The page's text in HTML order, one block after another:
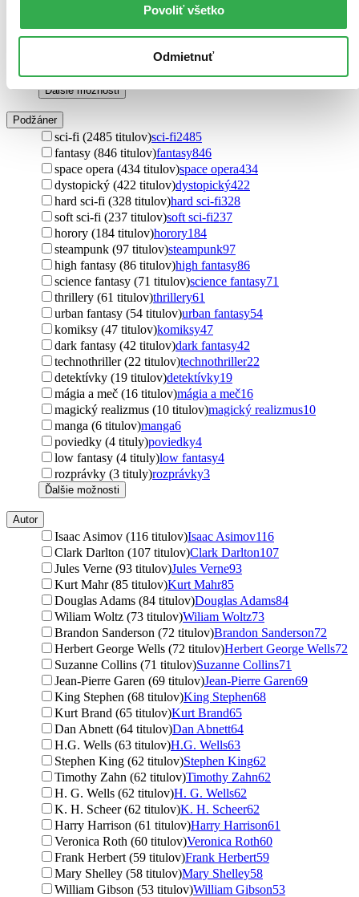
Povoliť všetko
Odmietnuť
2
príručky (1 titul)príručky1
mýty (1 titul)mýty1
encyklopédie (1 titul)encyklopédie
reportáže (1 titul)reportáže1
Ďalšie možnosti
Podžáner
sci-fi (2485 titulov)sci-fi2485
fantasy (846 titulov)fantasy846
space opera (434 titulov)space opera434
dystopický (422 titulov)dystopický422
hard sci-fi (328 titulov)hard sci-fi328
soft sci-fi (237 titulov)soft sci-fi237
horory (184 titulov)horory184
steampunk (97 titulov)steampunk97
high fantasy (86 titulov)high fantasy86
science fantasy (71 titulov)science fantasy71
thrillery (61 titulov)thrillery61
urban fantasy (54 titulov)urban fantasy54
komiksy (47 titulov)komiksy47
dark fantasy (42 titulov)dark fantasy42
technothriller (22 titulov)technothriller22
detektívky (19 titulov)detektívky19
mágia a meč (16 titulov)mágia a meč16
magický realizmus (10 titulov)magický realizmus10
manga (6 titulov)manga6
poviedky (4 tituly)poviedky4
low fantasy (4 tituly)low fantasy4
rozprávky (3 tituly)rozprávky3
Ďalšie možnosti
Autor
Isaac Asimov (116 titulov)Isaac Asimov116
Clark Darlton (107 titulov)Clark Darlton107
Jules Verne (93 titulov)Jules Verne93
Kurt Mahr (85 titulov)Kurt Mahr85
Douglas Adams (84 titulov)Douglas Adams84
Wiliam Woltz (73 titulov)Wiliam Woltz73
Brandon Sanderson (72 titulov)Brandon Sanderson72
Herbert George Wells (72 titulov)Herbert George Wells72
Suzanne Collins (71 titulov)Suzanne Collins71
Jean-Pierre Garen (69 titulov)Jean-Pierre Garen69
King Stephen (68 titulov)King Stephen68
Kurt Brand (65 titulov)Kurt Brand65
Dan Abnett (64 titulov)Dan Abnett64
H.G. Wells (63 titulov)H.G. Wells63
Stephen King (62 titulov)Stephen King62
Timothy Zahn (62 titulov)Timothy Zahn62
H. G. Wells (62 titulov)H. G. Wells62
K. H. Scheer (62 titulov)K. H. Scheer62
Harry Harrison (61 titulov)Harry Harrison61
Veronica Roth (60 titulov)Veronica Roth60
Frank Herbert (59 titulov)Frank Herbert59
Mary Shelley (58 titulov)Mary Shelley58
William Gibson (53 titulov)William Gibson53